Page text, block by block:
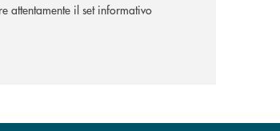
attentamente il set informativo